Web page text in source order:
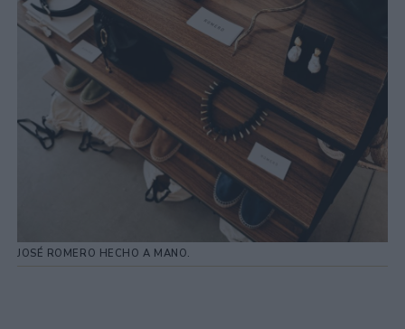
JOSÉ ROMERO HECHO A MANO.